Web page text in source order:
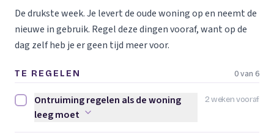
De drukste week. Je levert de oude woning op en neemt de
nieuwe in gebruik. Regel deze dingen vooraf, want op de
dag zelf heb je er geen tijd meer voor.
TE REGELEN 0 van 6
2 weken vooraf
Ontruiming regelen als de woning leeg moet afvinken
Ontruiming regelen als de woning
leeg moet